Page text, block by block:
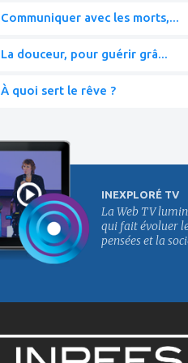
Communiquer avec les morts,...
La douceur, pour guérir grâ...
À quoi sert le rêve ?
INEXPLORÉ TV
La Web TV
qui fait évoluer
pensées et la